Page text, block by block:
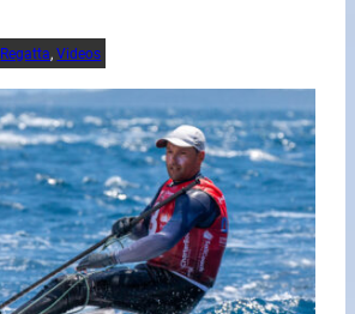
Regatta, Videos